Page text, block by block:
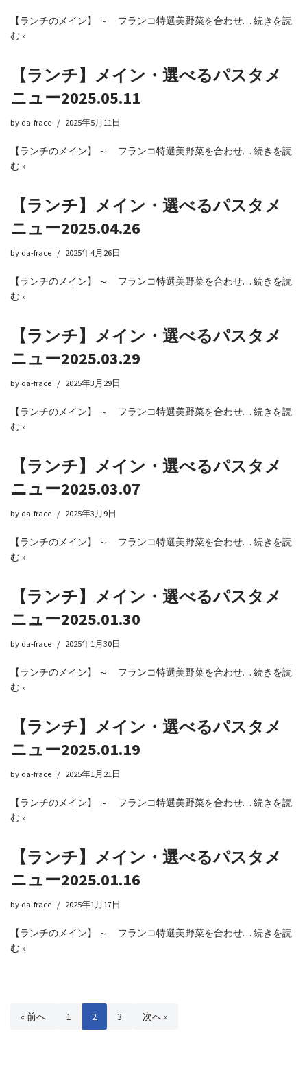
【ランチのメイン】 ～ フランコ特選美野菜を合わせ… 続きを読
む »
【ランチ】メイン・選べるパスタメ
ニュー2025.05.11
by da-frace 2025年5月11日
【ランチのメイン】 ～ フランコ特選美野菜を合わせ… 続きを読
む »
【ランチ】メイン・選べるパスタメ
ニュー2025.04.26
by da-frace 2025年4月26日
【ランチのメイン】 ～ フランコ特選美野菜を合わせ… 続きを読
む »
【ランチ】メイン・選べるパスタメ
ニュー2025.03.29
by da-frace 2025年3月29日
【ランチのメイン】 ～ フランコ特選美野菜を合わせ… 続きを読
む »
【ランチ】メイン・選べるパスタメ
ニュー2025.03.07
by da-frace 2025年3月9日
【ランチのメイン】 ～ フランコ特選美野菜を合わせ… 続きを読
む »
【ランチ】メイン・選べるパスタメ
ニュー2025.01.30
by da-frace 2025年1月30日
【ランチのメイン】 ～ フランコ特選美野菜を合わせ… 続きを読
む »
【ランチ】メイン・選べるパスタメ
ニュー2025.01.19
by da-frace 2025年1月21日
【ランチのメイン】 ～ フランコ特選美野菜を合わせ… 続きを読
む »
【ランチ】メイン・選べるパスタメ
ニュー2025.01.16
by da-frace 2025年1月17日
【ランチのメイン】 ～ フランコ特選美野菜を合わせ… 続きを読
む »
« 前へ 1 2 3 次へ »